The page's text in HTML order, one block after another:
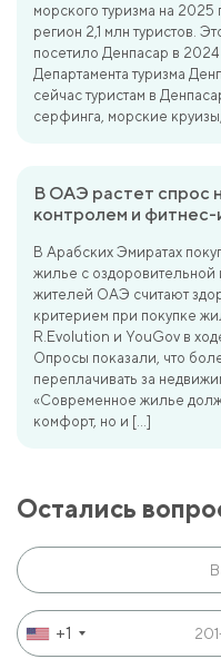
морского туризма на 2025
регион 2,1 млн туристов.
посетило Денпасар в 2024
Департамента туризма
сейчас туристам в
серфинга, морские
В ОАЭ растет спрос
контролем и
В Арабских Эмиратах
жилье с оздоровительной
жителей ОАЭ считают
критерием при покупке
R.Evolution и YouGov в
Опросы показали, что
переплачивать за
«Современное жилье
комфорт, но и […]
Остались
+1